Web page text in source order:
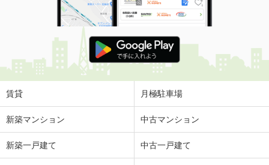
賃貸 月極駐車場
新築マンション 中古マンション
新築一戸建て 中古一戸建て